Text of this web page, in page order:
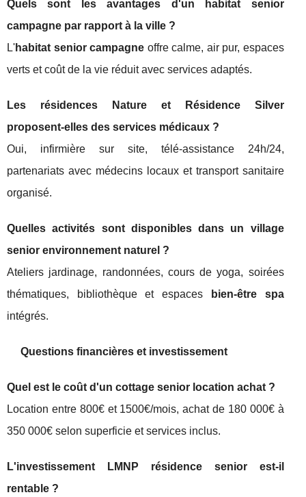
Quels sont les avantages d'un habitat senior
campagne par rapport à la ville ?
L'habitat senior campagne offre calme, air pur, espaces
verts et coût de la vie réduit avec services adaptés.
Les résidences Nature et Résidence Silver
proposent-elles des services médicaux ?
Oui, infirmière sur site, télé-assistance 24h/24,
partenariats avec médecins locaux et transport sanitaire
organisé.
Quelles activités sont disponibles dans un village
senior environnement naturel ?
Ateliers jardinage, randonnées, cours de yoga, soirées
thématiques, bibliothèque et espaces
bien-être spa
intégrés.
Questions financières et investissement
Quel est le coût d'un cottage senior location achat ?
Location entre 800€ et 1500€/mois, achat de 180 000€ à
350 000€ selon superficie et services inclus.
L'investissement LMNP résidence senior est-il
rentable ?